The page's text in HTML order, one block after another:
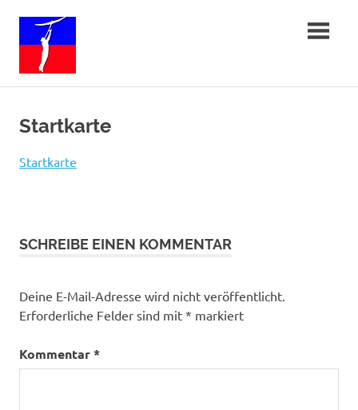
springen
Startkarte
Startkarte
SCHREIBE EINEN KOMMENTAR
Deine E-Mail-Adresse wird nicht veröffentlicht.
Erforderliche Felder sind mit * markiert
Kommentar*